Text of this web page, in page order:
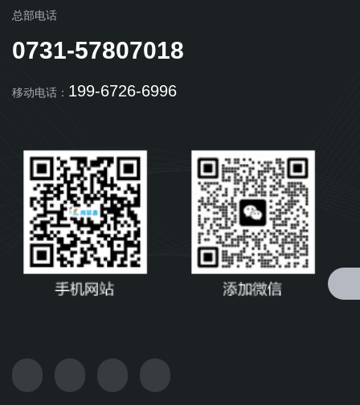
总部电话
0731-57807018
移动电话： 199-6726-6996